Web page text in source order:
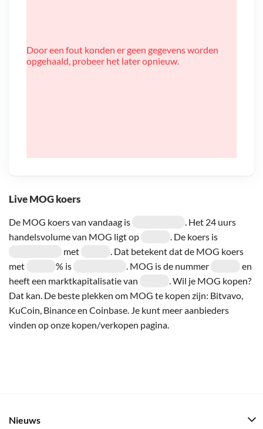
Live MOG koers
De MOG koers van vandaag is
. Het 24 uurs
handelsvolume van MOG ligt op
. De koers is
met
. Dat betekent dat de MOG koers
met
% is . MOG is de nummer
en
heeft een marktkapitalisatie van
. Wil je MOG kopen?
Dat kan. De beste plekken om MOG te kopen zijn: Bitvavo,
KuCoin, Binance en Coinbase. Je kunt meer aanbieders
vinden op onze kopen/verkopen pagina.
Door een fout konden er geen gegevens worden
opgehaald, probeer het later opnieuw.
Nieuws